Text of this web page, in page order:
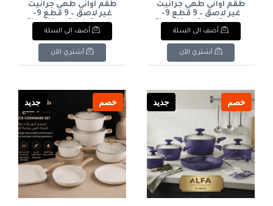
طقم أواني طهي جرانيت
غير لاصق – 9 قطع 9-
Piece Non-Stick Granite
Cookware Set
أضف الى السلة
أشتري الآن
طقم أواني طهي جرانيت
غير لاصق – 9 قطع 9-
Piece Non-Stick Granite
Cookware Set
أضف الى السلة
أشتري الآن
خصم جديد خصم جديد